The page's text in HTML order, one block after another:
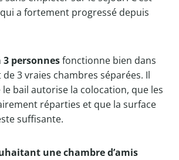
qui a fortement progressé depuis
personnesfonctionne bien dans
3 vraies chambres séparées. Il
bail autorise la colocation, que les
réparties et que la surface
suffisante.
une chambre d’amis